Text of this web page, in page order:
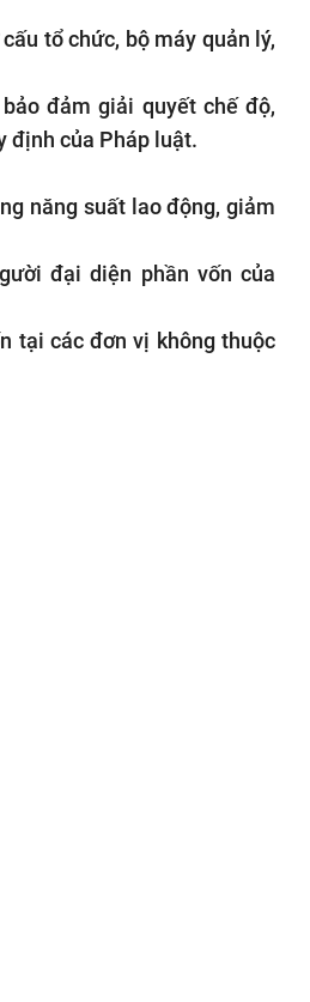
tổ chức, bộ máy quản lý,
đảm giải quyết chế độ,
định của Pháp luật.
năng suất lao động, giảm
đại diện phần vốn của
tại các đơn vị không thuộc